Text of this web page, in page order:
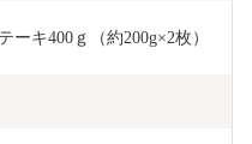
ーキ400ｇ（約200g×2枚）